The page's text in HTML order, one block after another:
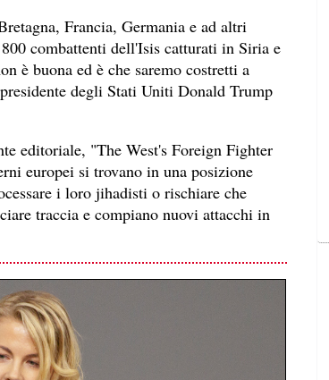
Francia, Germania e ad altri
combattenti dell'Isis catturati in Siria e
è buona ed è che saremo costretti a
degli Stati Uniti Donald Trump
editoriale, "The West's Foreign Fighter
europei si trovano in una posizione
i loro jihadisti o rischiare che
traccia e compiano nuovi attacchi in